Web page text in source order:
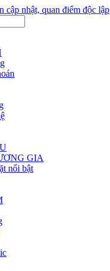
cập nhật, quan điểm độc lập
GIA
nổi bật